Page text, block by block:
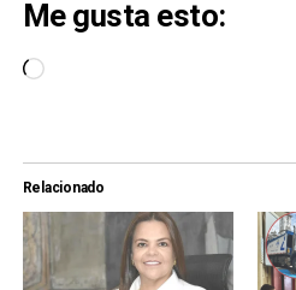
Me gusta esto:
Cargando...
Relacionado